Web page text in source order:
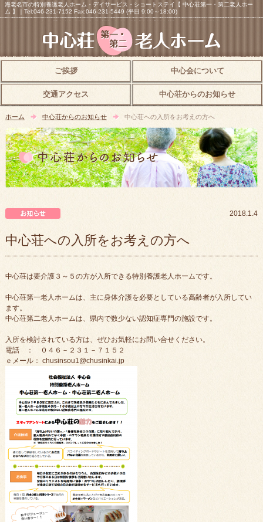
海老名市の特別養護老人ホーム・デイサービス・ショートステイ【 中心荘第一・第二老人ホー
ム 】｜Tel:046-231-7152 Fax:046-231-5449 (平日 9:00～18:00)
ご挨拶 中心会について
交通アクセス 中心荘からのお知らせ
ホーム 中心荘からのお知らせ 中心荘への入所をお考えの方へ
2018.1.4
中心荘への入所をお考えの方へ
中心荘は要介護３～５の方が入所できる特別養護老人ホームです。
中心荘第一老人ホームは、主に身体介護を必要としている高齢者が入所してい
ます。
中心荘第二老人ホームは、県内で数少ない認知症専門の施設です。
入所を検討されている方は、ぜひお気軽にお問い合せください。
電話 ： ０４６－２３１－７１５２
ｅメール： chusinsou1@chusinkai.jp